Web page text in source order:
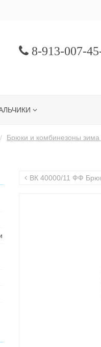
8-913-007-
Брюки и комбинезоны зима
ВК 40000/11 ФФ